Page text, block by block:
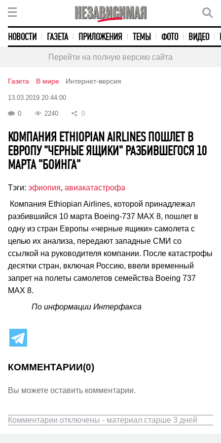
НОВОСТИ ГАЗЕТА ПРИЛОЖЕНИЯ ТЕМЫ ФОТО ВИДЕО
Перейти на полную версию сайта
Газета В мире Интернет-версия
13.03.2019 20:44:00
0 2240 0
КОМПАНИЯ ETHIOPIAN AIRLINES ПОШЛЕТ В
ЕВРОПУ "ЧЕРНЫЕ ЯЩИКИ" РАЗБИВШЕГОСЯ 10
МАРТА "БОИНГА"
Тэги: эфиопия, авиакатастрофа
Компания Ethiopian Airlines, которой принадлежал
разбившийся 10 марта Boeing-737 MAX 8, пошлет в
одну из стран Европы «черные ящики» самолета с
целью их анализа, передают западные СМИ со
ссылкой на руководителя компании. После катастрофы
десятки стран, включая Россию, ввели временный
запрет на полеты самолетов семейства Boeing 737
MAX 8.
По информации Интерфакса
КОММЕНТАРИИ(0)
Вы можете оставить комментарии.
Комментарии отключены - материал старше 3 дней